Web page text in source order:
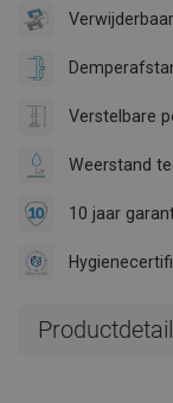
Verstelbare
Weerstand
10 jaar